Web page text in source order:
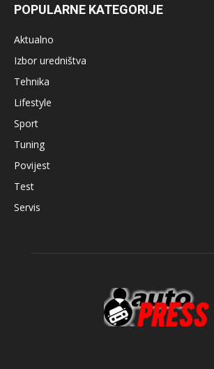
POPULARNE KATEGORIJE
Aktualno
Izbor uredništva
Tehnika
Lifestyle
Sport
Tuning
Povijest
Test
Servis